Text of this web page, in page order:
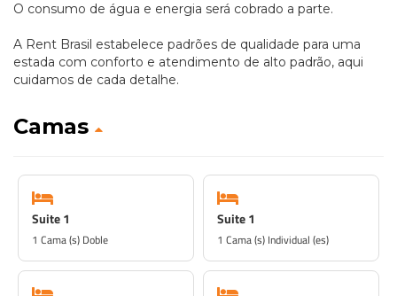
O consumo de água e energia será cobrado a parte.
A Rent Brasil estabelece padrões de qualidade para uma
estada com conforto e atendimento de alto padrão, aqui
cuidamos de cada detalhe.
Camas
Suite 1
1 Cama (s) Doble
Suite 1
1 Cama (s) Individual (es)